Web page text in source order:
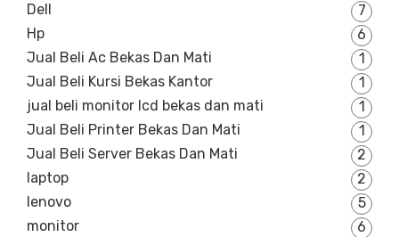
Dell
7
Hp
6
Jual Beli Ac Bekas Dan Mati
1
Jual Beli Kursi Bekas Kantor
1
jual beli monitor lcd bekas dan mati
1
Jual Beli Printer Bekas Dan Mati
1
Jual Beli Server Bekas Dan Mati
2
laptop
2
lenovo
5
monitor
6